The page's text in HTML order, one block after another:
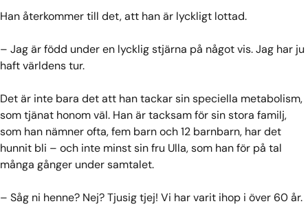
Han återkommer till det, att han är lyckligt lottad.
– Jag är född under en lycklig stjärna på något vis. Jag har ju
haft världens tur.
Det är inte bara det att han tackar sin speciella metabolism,
som tjänat honom väl. Han är tacksam för sin stora familj,
som han nämner ofta, fem barn och 12 barnbarn, har det
hunnit bli – och inte minst sin fru Ulla, som han för på tal
många gånger under samtalet.
– Såg ni henne? Nej? Tjusig tjej! Vi har varit ihop i över 60 år.